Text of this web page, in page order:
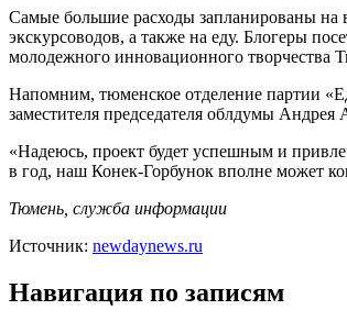
Самые большие расходы запланированы на
экскурсоводов, а также на еду. Блогеры
молодежного инновационного творчества
Напомним, тюменское отделение партии
заместителя председателя облдумы
«Надеюсь, проект будет успешным и
в год, наш Конек-Горбунок вполне может
Тюмень, служба информации
Источник: newdaynews.ru
Навигация по записям